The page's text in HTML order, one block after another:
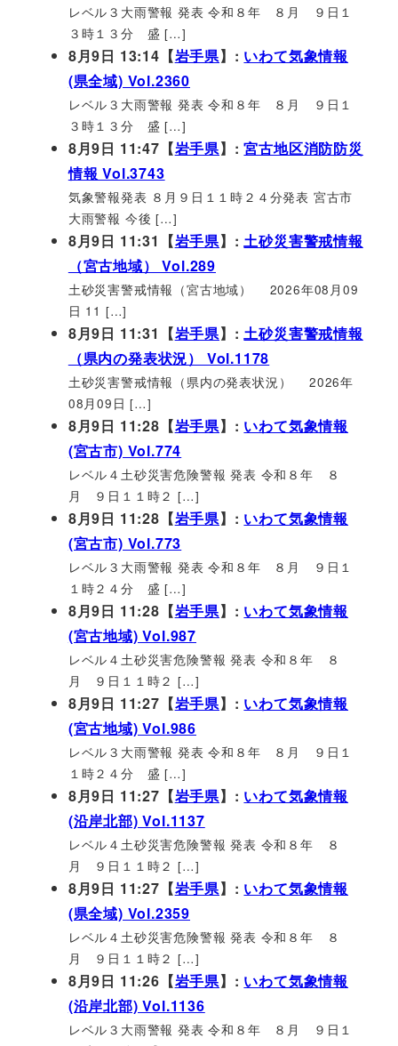
レベル３大雨警報 発表 令和８年 ８月 ９日１
３時１３分 盛 […]
8月9日 13:14【岩手県】: いわて気象情報
(県全域) Vol.2360
レベル３大雨警報 発表 令和８年 ８月 ９日１
３時１３分 盛 […]
8月9日 11:47【岩手県】:宮古地区消防防災
情報 Vol.3743
気象警報発表 ８月９日１１時２４分発表 宮古市
大雨警報 今後 […]
8月9日 11:31【岩手県】:土砂災害警戒情報
（宮古地域） Vol.289
土砂災害警戒情報（宮古地域） 2026年08月09
日 11 […]
8月9日 11:31【岩手県】:土砂災害警戒情報
（県内の発表状況） Vol.1178
土砂災害警戒情報（県内の発表状況） 2026年
08月09日 […]
8月9日 11:28【岩手県】: いわて気象情報
(宮古市) Vol.774
レベル４土砂災害危険警報 発表 令和８年 ８
月 ９日１１時２ […]
8月9日 11:28【岩手県】: いわて気象情報
(宮古市) Vol.773
レベル３大雨警報 発表 令和８年 ８月 ９日１
１時２４分 盛 […]
8月9日 11:28【岩手県】: いわて気象情報
(宮古地域) Vol.987
レベル４土砂災害危険警報 発表 令和８年 ８
月 ９日１１時２ […]
8月9日 11:27【岩手県】: いわて気象情報
(宮古地域) Vol.986
レベル３大雨警報 発表 令和８年 ８月 ９日１
１時２４分 盛 […]
8月9日 11:27【岩手県】: いわて気象情報
(沿岸北部) Vol.1137
レベル４土砂災害危険警報 発表 令和８年 ８
月 ９日１１時２ […]
8月9日 11:27【岩手県】: いわて気象情報
(県全域) Vol.2359
レベル４土砂災害危険警報 発表 令和８年 ８
月 ９日１１時２ […]
8月9日 11:26【岩手県】: いわて気象情報
(沿岸北部) Vol.1136
レベル３大雨警報 発表 令和８年 ８月 ９日１